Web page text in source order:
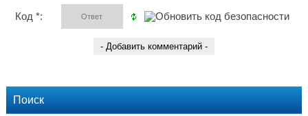
Код *:
Поиск